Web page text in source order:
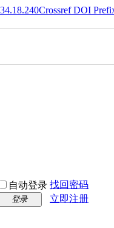
Crossref DOI
自动登录 找回密码
登录
立即注册